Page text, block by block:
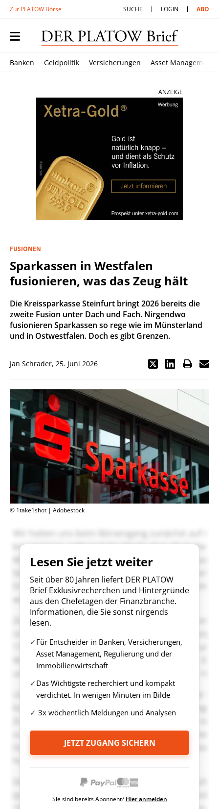
Zur PLATOW Börse SUCHE LOGIN ABO
Banken Geldpolitik Versicherungen Asset Management
ANZEIGE
FUSIONEN
Sparkassen in Westfalen
fusionieren, was das Zeug hält
Die Kreissparkasse Steinfurt bringt 2026 bereits die
zweite Fusion unter Dach und Fach. Nirgendwo
fusionieren Sparkassen so rege wie im Münsterland
und in Ostwestfalen. Doch es gibt Grenzen.
Jan Schrader, 25. Juni 2026
© 1take1shot | Adobestock
Lesen Sie jetzt weiter
Seit über 80 Jahren liefert DER PLATOW
Brief Exklusivrecherchen und Hintergründe
aus den Chefetagen der Finanzbranche.
Informationen, die Sie sonst nirgends
lesen.
Für Entscheider in Banken, Versicherungen,
Asset Management, Regulierung und der
Immobilienwirtschaft
Das Wichtigste recherchiert und kompakt
verdichtet. In wenigen Minuten im Bilde
3x wöchentlich Meldungen und Analysen
JETZT ZUGANG SICHERN
Sie sind bereits Abonnent? Hier anmelden